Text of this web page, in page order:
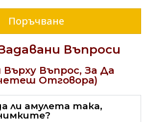
Поръчване
Въпроси
Върху Въпрос, За Да
Отговора)
ли амулета така,